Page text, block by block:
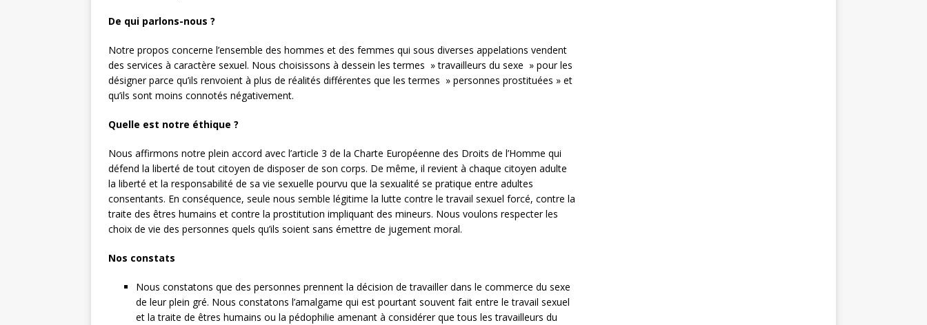
De qui parlons-nous ?
Notre propos concerne l’ensemble des hommes et des femmes qui sous diverses appelations vendent
des services à caractère sexuel. Nous choisissons à dessein les termes » travailleurs du sexe » pour les
désigner parce qu’ils renvoient à plus de réalités différentes que les termes » personnes prostituées » et
qu’ils sont moins connotés négativement.
Quelle est notre éthique ?
Nous affirmons notre plein accord avec l’article 3 de la Charte Européenne des Droits de l’Homme qui
défend la liberté de tout citoyen de disposer de son corps. De même, il revient à chaque citoyen adulte
la liberté et la responsabilité de sa vie sexuelle pourvu que la sexualité se pratique entre adultes
consentants. En conséquence, seule nous semble légitime la lutte contre le travail sexuel forcé, contre la
traite des êtres humains et contre la prostitution impliquant des mineurs. Nous voulons respecter les
choix de vie des personnes quels qu’ils soient sans émettre de jugement moral.
Nos constats
Nous constatons que des personnes prennent la décision de travailler dans le commerce du sexe
de leur plein gré. Nous constatons l’amalgame qui est pourtant souvent fait entre le travail sexuel
et la traite de êtres humains ou la pédophilie amenant à considérer que tous les travailleurs du